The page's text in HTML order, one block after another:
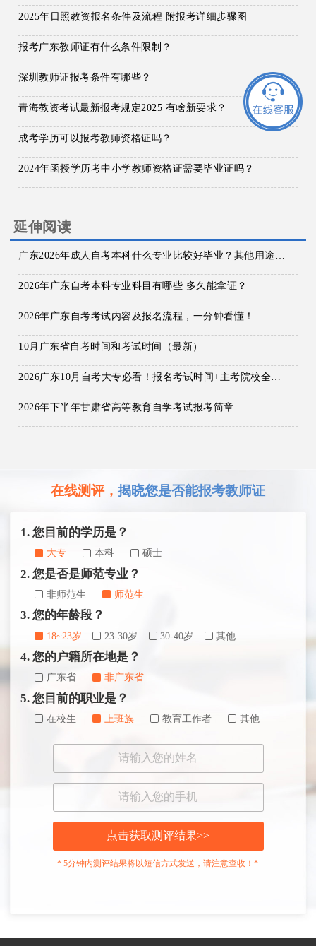
2025年日照教资报名条件及流程 附报考详细步骤图
报考广东教师证有什么条件限制？
深圳教师证报考条件有哪些？
青海教资考试最新报考规定2025 有啥新要求？
成考学历可以报考教师资格证吗？
2024年函授学历考中小学教师资格证需要毕业证吗？
延伸阅读
2026年广东自考本科专业科目有哪些 多久能拿证？
2026年广东自考考试内容及报名流程，一分钟看懂！
10月广东省自考时间和考试时间（最新）
2026年下半年甘肃省高等教育自学考试报考简章
在线测评， 揭晓您是否能报考教师证
1. 您目前的学历是？
大专 本科 硕士
2. 您是否是师范专业？
非师范生 师范生
3. 您的年龄段？
18~23岁 23-30岁 30-40岁 其他
4. 您的户籍所在地是？
广东省 非广东省
5. 您目前的职业是？
在校生 上班族 教育工作者 其他
点击获取测评结果>>
* 5分钟内测评结果将以短信方式发送，请注意查收！*